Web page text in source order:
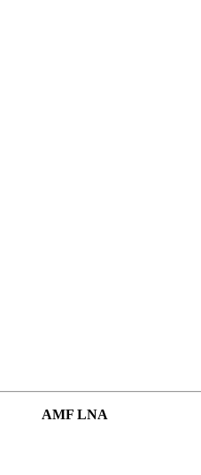
AMF LNA